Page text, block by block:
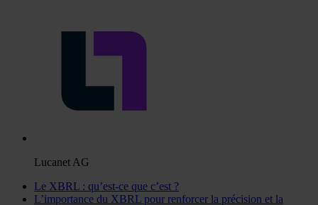
Lucanet AG
Le XBRL : qu’est-ce que c’est ?
L’importance du XBRL pour renforcer la précision et la